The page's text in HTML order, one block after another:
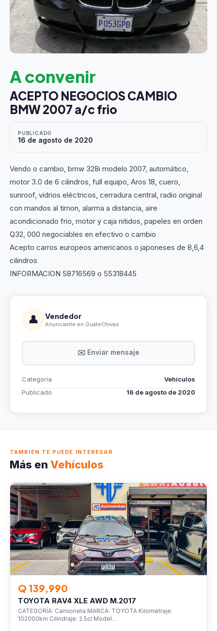
A convenir
ACEPTO NEGOCIOS CAMBIO
BMW 2007 a/c frio
PUBLICADO
16 de agosto de 2020
Vendo o cambio, bmw 328i modelo 2007, automático,
motor 3.0 de 6 cilindros, full equipo, Aros 18, cuero,
sunroof, vidrios eléctricos, cerradura central, radio original
con mandos al timon, alarma a distancia, aire
acondicionado frio, motor y caja nitidos, papeles en orden
Q32, 000 negociables en efectivo o cambio
Acepto carros europeos americanos o japoneses de 8,6,4
cilindros
INFORMACION 58716569 o 55318445
👤 Vendedor
Anunciante en GuateChivas
✉️ Enviar mensaje
Categoría
Vehículos
Publicado
16 de agosto de 2020
TAMBIÉN TE PUEDE INTERESAR
Más en Vehículos
VEHÍCULOS
Q 139,990
TOYOTA RAV4 XLE AWD M.2017
CATEGORÍA: Camioneta MARCA: TOYOTA Kilometraje:
102000km Cilindraje: 2.5cl Model…